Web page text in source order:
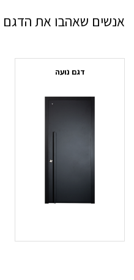
אנשים שאהבו את הדגם
דגם נועה